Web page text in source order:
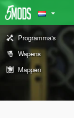
Programma's
Wapens
Mappen